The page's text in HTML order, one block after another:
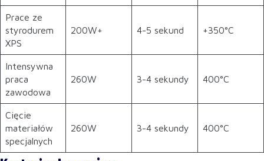
Prace ze
styrodurem
XPS
200W+ 4-5 sekund +350°C
Intensywna
praca
zawodowa
260W 3-4 sekundy 400°C
Cięcie
materiałów
specjalnych
260W 3-4 sekundy 400°C